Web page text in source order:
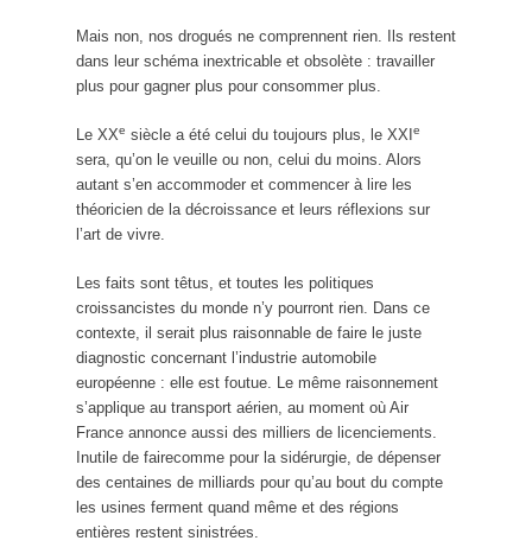
Mais non, nos drogués ne comprennent rien. Ils restent
dans leur schéma inextricable et obsolète : travailler
plus pour gagner plus pour consommer plus.
Le XXe siècle a été celui du toujours plus, le XXI e
sera, qu’on le veuille ou non, celui du moins. Alors
autant s’en accommoder et commencer à lire les
théoricien de la décroissance et leurs réflexions sur
l’art de vivre.
Les faits sont têtus, et toutes les politiques
croissancistes du monde n’y pourront rien. Dans ce
contexte, il serait plus raisonnable de faire le juste
diagnostic concernant l’industrie automobile
européenne : elle est foutue. Le même raisonnement
s’applique au transport aérien, au moment où Air
France annonce aussi des milliers de licenciements.
Inutile de fairecomme pour la sidérurgie, de dépenser
des centaines de milliards pour qu’au bout du compte
les usines ferment quand même et des régions
entières restent sinistrées.